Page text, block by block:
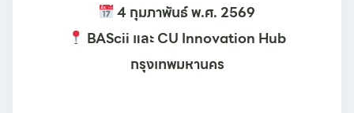
4 กุมภาพันธ์ พ.ศ. 2569
BAScii และ CU Innovation Hub
กรุงเทพมหานคร